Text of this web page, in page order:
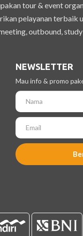
tour & event
pelayanan terbaik
outbound,
NEWSLETTER
Mau info & promo